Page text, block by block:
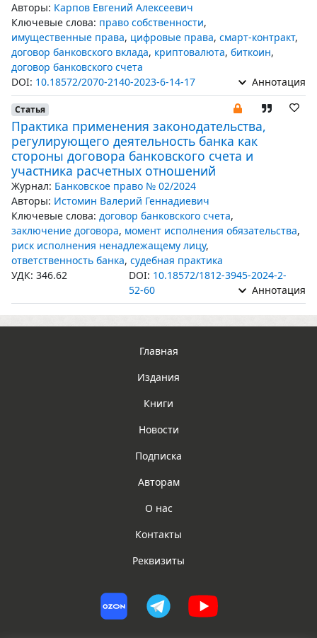
Авторы: Карпов Евгений Алексеевич
Ключевые слова: право собственности,
имущественные права, цифровые права, смарт-контракт,
договор банковского вклада, криптовалюта, биткоин,
договор банковского счета
DOI: 10.18572/2070-2140-2023-6-14-17 Аннотация
Статья
Практика применения законодательства,
регулирующего деятельность банка как
стороны договора банковского счета и
участника расчетных отношений
Журнал: Банковское право № 02/2024
Авторы: Истомин Валерий Геннадиевич
Ключевые слова: договор банковского счета,
заключение договора, момент исполнения обязательства,
риск исполнения ненадлежащему лицу,
ответственность банка, судебная практика
УДК: 346.62
DOI: 10.18572/1812-3945-2024-2-
52-60
Аннотация
Главная
Издания
Книги
Новости
Подписка
Авторам
О нас
Контакты
Реквизиты